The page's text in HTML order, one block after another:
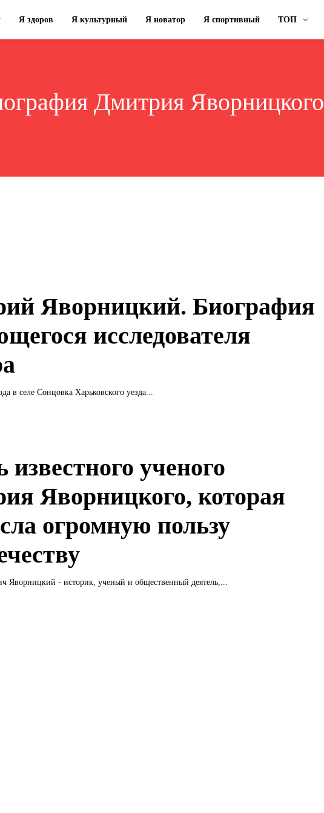
Я здоров Я культурный Я новатор Я спортивный ТОП
Дмитрия Яворницкого
Яворницкий. Биография
исследователя
в селе Сонцовка Харьковского уезда...
ученого
Яворницкого, которая
огромную пользу
Яворницкий - историк, ученый и общественный деятель,...